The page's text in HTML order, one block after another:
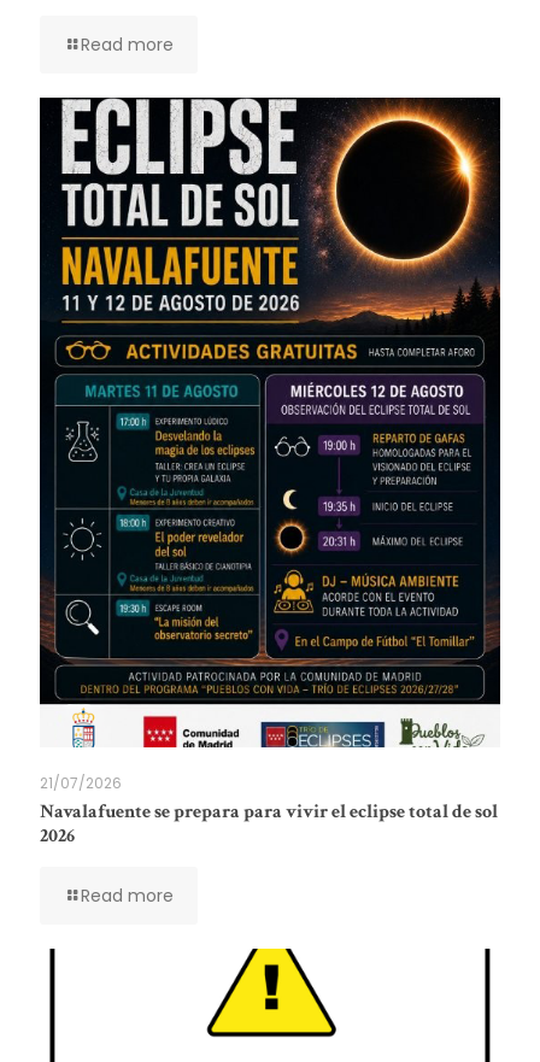
Read more
21/07/2026
Navalafuente se prepara para vivir el eclipse total de sol
2026
Read more